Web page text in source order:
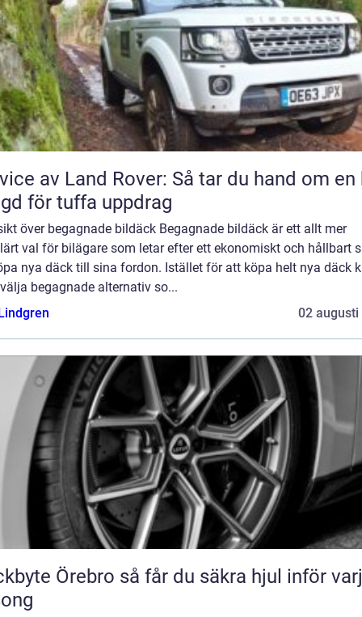
av Land Rover: Så tar du hand om en
för tuffa uppdrag
över begagnade bildäck Begagnade bildäck är ett allt mer
val för bilägare som letar efter ett ekonomiskt och hållbart
nya däck till sina fordon. Istället för att köpa helt nya däck
begagnade alternativ so...
02 augusti
så får du säkra hjul inför varje